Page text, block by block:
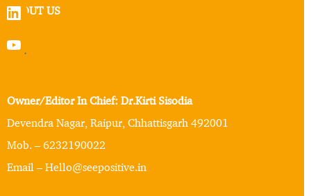
ABOUT US
Owner/Editor In Chief: Dr.Kirti Sisodia
Devendra Nagar, Raipur, Chhattisgarh 492001
Mob. – 6232190022
Email – Hello@seepositive.in